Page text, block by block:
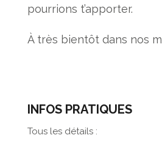
pourrions t’apporter.
À très bientôt dans nos
INFOS PRATIQUES
Tous les détails :